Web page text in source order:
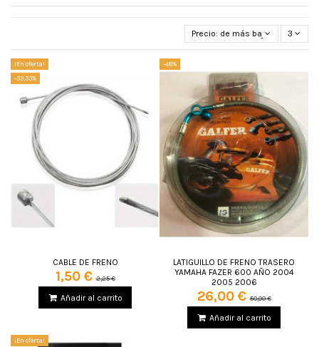
Precio: de más bajo a más alto
3
¡En oferta!
-33,33%
CABLE DE FRENO
1,50 €2,25 €
Añadir al carrito
-48%
LATIGUILLO DE FRENO TRASERO
YAMAHA FAZER 600 AÑO 2004
2005 2006
26,00 €50,00 €
Añadir al carrito
¡En oferta!